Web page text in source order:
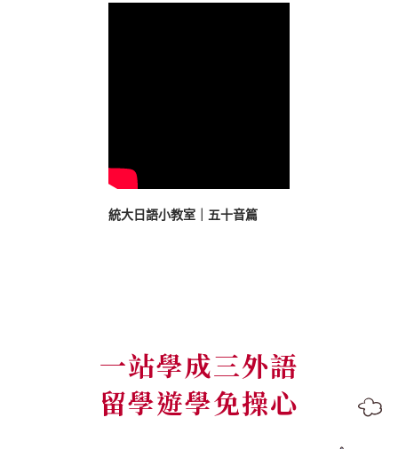
統大日語小教室｜五十音篇
一站學成三外語
留學遊學免操心